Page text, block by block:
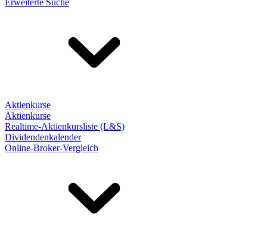
Erweiterte Suche
Aktienkurse
Aktienkurse
Realtime-Aktienkursliste (L&S)
Dividendenkalender
Online-Broker-Vergleich